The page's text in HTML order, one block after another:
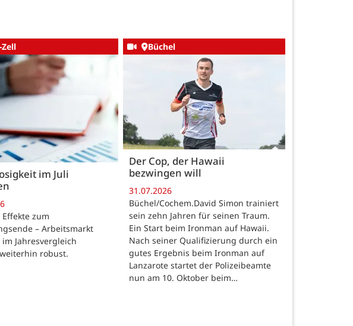
im Juli
Effekte zum
– Arbeitsmarkt
Jahresvergleich
robust.
Büchel
Der Cop, der Hawaii
bezwingen will
31.07.2026
Büchel/Cochem.David Simon trainiert
sein zehn Jahren für seinen Traum.
Ein Start beim Ironman auf Hawaii.
Nach seiner Qualifizierung durch ein
gutes Ergebnis beim Ironman auf
Lanzarote startet der Polizeibeamte
nun am 10. Oktober beim…